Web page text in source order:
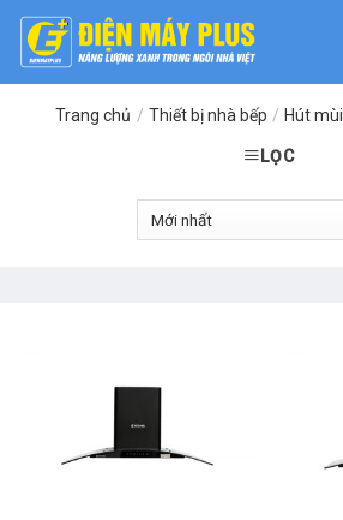
Skip
content
Trang chủ / Thiết bị nhà bếp / Hút mùi
LỌC